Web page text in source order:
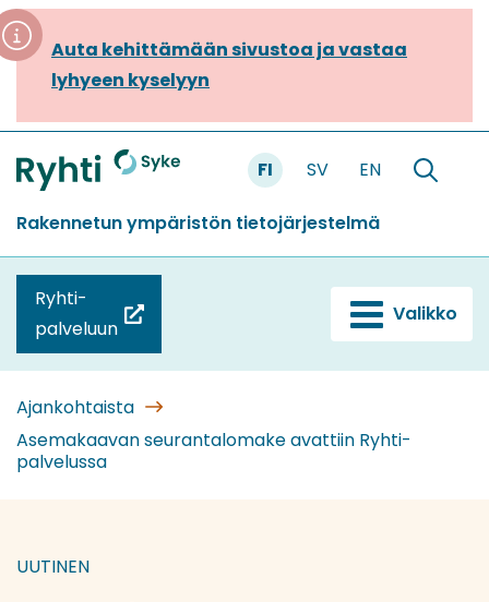
Siirry
sisältöönAuta kehittämään sivustoa ja vastaa
lyhyeen kyselyyn
Etusivu
FI SV EN
Hae
Rakennetun ympäristön tietojärjestelmä
Ryhti-
palveluun
(siirryt
toiseen
Valikko
Ajankohtaista
Asemakaavan seurantalomake avattiin Ryhti-
palvelussa
UUTINEN